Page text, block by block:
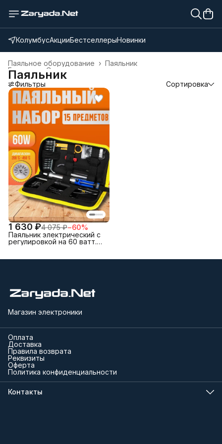
КолумбусАкцииБестселлерыНовинки
Паяльник
Паяльное оборудование ›
Строительство и ремонт
Главная
Паяльник
Фильтры Сортировка
1 630 ₽4 075 ₽−60%
Паяльник электрический с
регулировкой на 60 ватт.
Магазин электроники
Оплата
Доставка
Правила возврата
Реквизиты
Оферта
Политика конфиденциальности
Контакты